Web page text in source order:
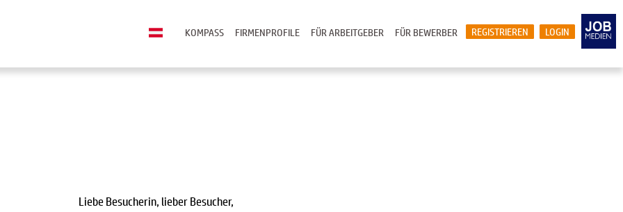
LOGIN
REGISTRIEREN
FÜR BEWERBER
FÜR ARBEITGEBER
FIRMENPROFILE
KOMPASS
Liebe Besucherin, lieber Besucher,